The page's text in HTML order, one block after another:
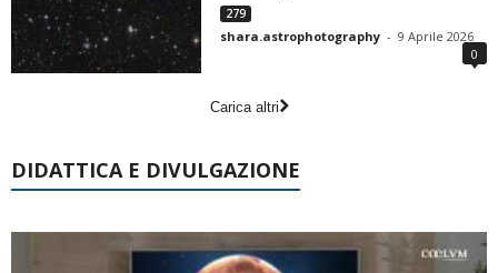
279
shara.astrophotography - 9 Aprile 2026
0
Carica altri
DIDATTICA E DIVULGAZIONE